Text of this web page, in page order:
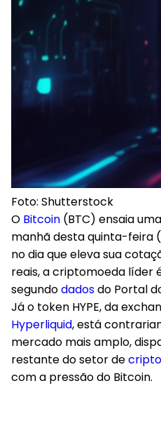
Foto: Shutterstock
O Bitcoin (BTC) ensaia uma
manhã desta quinta-feira
no dia que eleva sua
reais, a criptomoeda líder
segundodadosdo Portal
Já o token HYPE, da
Hyperliquid, está
mercado mais amplo,
restante do setor de
com a pressão do Bitcoin.